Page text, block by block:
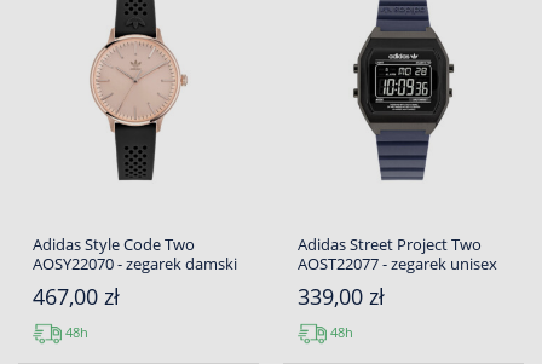
Adidas Style Code Two
AOSY22070 - zegarek damski
467,00 zł
48h
Adidas Street Project Two
AOST22077 - zegarek unisex
339,00 zł
48h